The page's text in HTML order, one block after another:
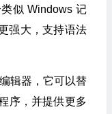
似 Windows 记
强大，支持语法
辑器，它可以替
序，并提供更多